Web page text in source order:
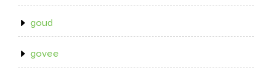
goud
govee